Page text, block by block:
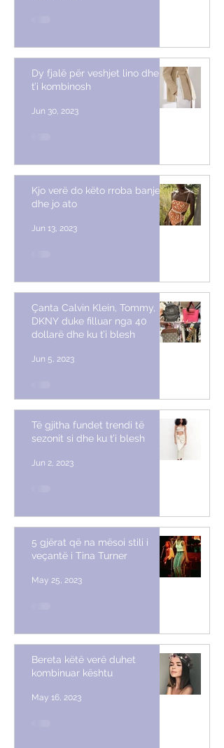
Dy fjalë për veshjet lino dhe si
t’i kombinosh
Jun 30, 2023
Kjo verë do këto rroba banje
dhe jo ato
Jun 13, 2023
Çanta Calvin Klein, Tommy,
DKNY duke filluar nga 40
dollarë dhe ku t’i blesh
Jun 5, 2023
Të gjitha fundet trendi të
sezonit si dhe ku t’i blesh
Jun 2, 2023
5 gjërat që na mësoi stili i
veçantë i Tina Turner
May 25, 2023
Bereta këtë verë duhet
kombinuar kështu
May 16, 2023